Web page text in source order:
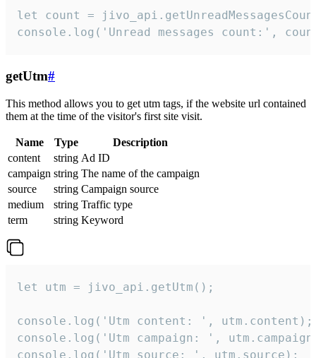
let count =
console.log('Unread messages count:',
getUtm#
This method allows you to get utm tags, if the website url contained
them at the time of the visitor's first site visit.
Name Type
Description
content
string Ad ID
campaign string The name of the campaign
source
string Campaign source
medium
string Traffic type
term
string Keyword
let utm = jivo_api.getUtm();
console.log('Utm content: ', utm.content);
console.log('Utm campaign: ',
console.log('Utm source: ', utm.source);